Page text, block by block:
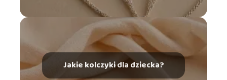
Jakie kolczyki dla dziecka?